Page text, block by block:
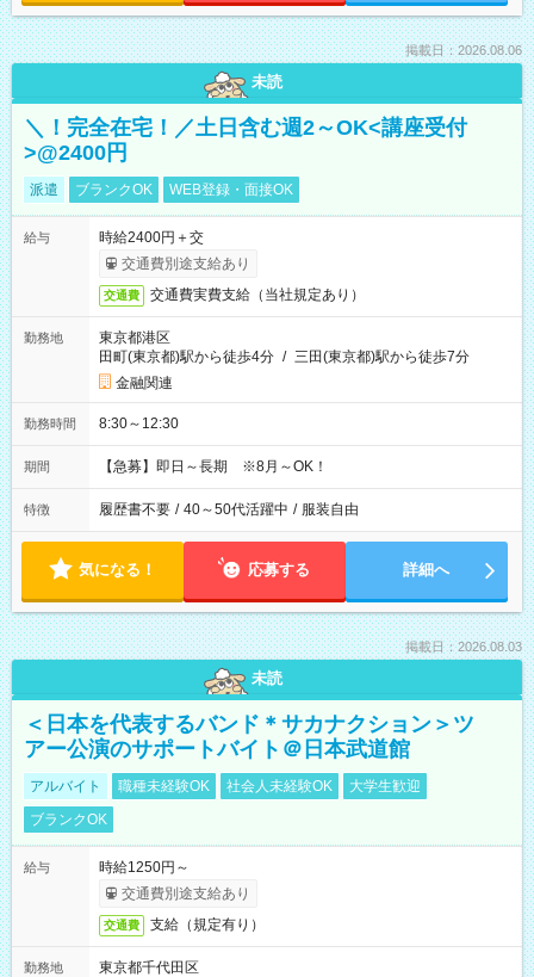
掲載日：2026.08.06
未読
＼！完全在宅！／土日含む週2～OK<講座受付
>@2400円
派遣 ブランクOK WEB登録・面接OK
給与
時給2400円＋交
交通費別途支給あり
交通費 交通費実費支給（当社規定あり）
勤務地
東京都港区
田町(東京都)駅から徒歩4分 / 三田(東京都)駅から徒歩7分
金融関連
勤務時間 8:30～12:30
期間 【急募】即日～長期 ※8月～OK！
特徴 履歴書不要 / 40～50代活躍中 / 服装自由
気になる！ 応募する 詳細へ
掲載日：2026.08.03
未読
＜日本を代表するバンド＊サカナクション＞ツ
アー公演のサポートバイト＠日本武道館
アルバイト 職種未経験OK 社会人未経験OK
大学生歓迎
ブランクOK
給与
時給1250円～
交通費別途支給あり
交通費 支給（規定有り）
勤務地
東京都千代田区